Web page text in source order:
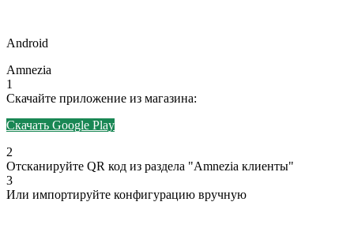
Android
Amnezia
1
Скачайте приложение из магазина:
Скачать Google Play
2
Отсканируйте QR код из раздела "Amnezia клиенты"
3
Или импортируйте конфигурацию вручную